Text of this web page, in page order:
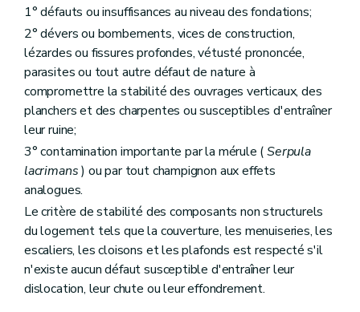
1° défauts ou insuffisances au niveau des fondations;
2° dévers ou bombements, vices de construction,
lézardes ou fissures profondes, vétusté prononcée,
parasites ou tout autre défaut de nature à
compromettre la stabilité des ouvrages verticaux, des
planchers et des charpentes ou susceptibles d'entraîner
leur ruine;
3° contamination importante par la mérule (Serpula
lacrimans) ou par tout champignon aux effets
analogues.
Le critère de stabilité des composants non structurels
du logement tels que la couverture, les menuiseries, les
escaliers, les cloisons et les plafonds est respecté s'il
n'existe aucun défaut susceptible d'entraîner leur
dislocation, leur chute ou leur effondrement.